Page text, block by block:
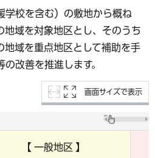
学校を含む）の敷地から概ね
地域を対象地区とし、そのうち
地域を重点地区として補助を手
改善を推進します。
画面サイズで表示
【 一般地区 】